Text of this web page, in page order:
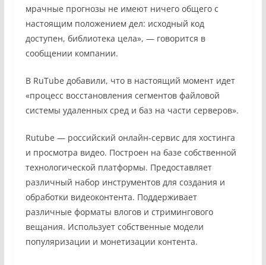
мрачные прогнозы не имеют ничего общего с
настоящим положением дел: исходный код
доступен, библиотека цела», — говорится в
сообщении компании.
В RuTube добавили, что в настоящий момент идет
«процесс восстановления сегментов файловой
системы удаленных сред и баз на части серверов».
Rutube — российский онлайн-сервис для хостинга
и просмотра видео. Построен на базе собственной
технологической платформы. Предоставляет
различный набор инструментов для создания и
обработки видеоконтента. Поддерживает
различные форматы влогов и стримингового
вещания. Использует собственные модели
популяризации и монетизации контента.